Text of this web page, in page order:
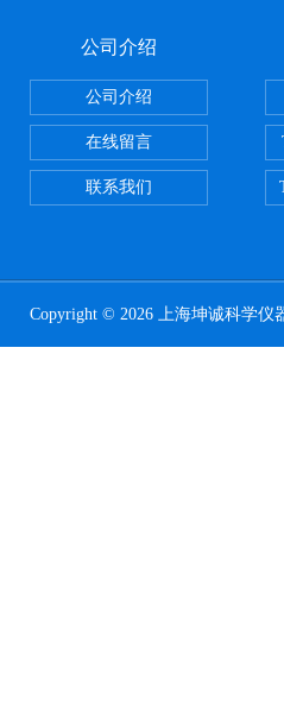
公司介绍
公司介绍
在线留言
联系我们
Copyright © 2026 上海坤诚科学仪